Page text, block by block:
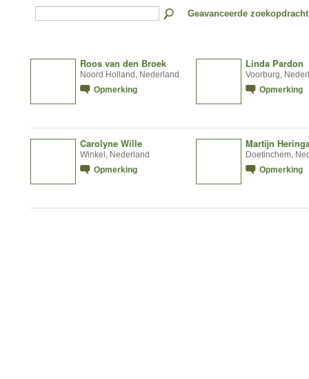
Geavanceerde zoekopdracht
Roos van den Broek
Noord Holland, Nederland
Opmerking
Linda Pardon
Voorburg,
Opmerking
Carolyne Wille
Winkel, Nederland
Opmerking
Martijn
Doetinchem,
Opmerking